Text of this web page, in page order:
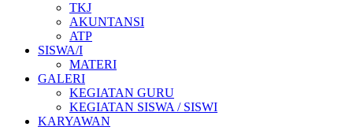
TKJ
AKUNTANSI
ATP
SISWA/I
MATERI
GALERI
KEGIATAN GURU
KEGIATAN SISWA / SISWI
KARYAWAN